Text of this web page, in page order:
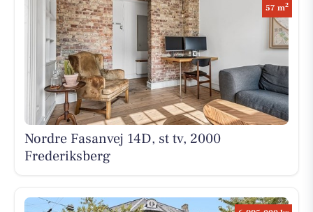
57 m2
Nordre Fasanvej 14D, st tv, 2000
Frederiksberg